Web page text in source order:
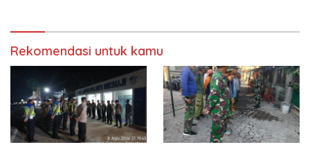
Rekomendasi untuk kamu